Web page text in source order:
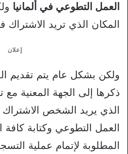
العمل التطوعي في ألمانيا
المكان الذي تريد الاشتراك
إعلان
ولكن بشكل عام يتم تقديم
ذكرها إلى الجهة المعنية
الذي يريد الشخص الاشتراك
العمل التطوعي وكتابة
المطلوبة لإتمام عملية